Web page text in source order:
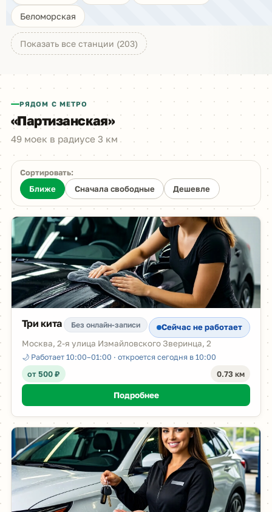
Беломорская
Показать все станции (203)
РЯДОМ С МЕТРО
«Партизанская»
49 моек в радиусе 3 км
Сортировать:
Ближе
Сначала свободные Дешевле
Три кита Без онлайн-записи
Сейчас не работает
Москва, 2-я улица Измайловского Зверинца, 2
🌙 Работает 10:00–01:00 · откроется сегодня в 10:00
от 500 ₽ 0.73 км
Подробнее